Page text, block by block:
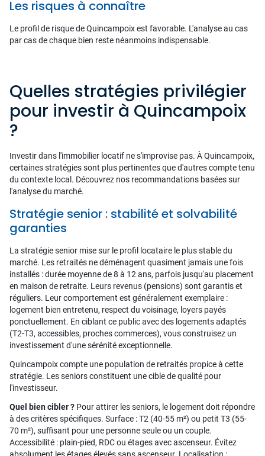
Les risques à connaître
Le profil de risque de Quincampoix est favorable. L'analyse au cas
par cas de chaque bien reste néanmoins indispensable.
Quelles stratégies privilégier
pour investir à Quincampoix
?
Investir dans l'immobilier locatif ne s'improvise pas. À Quincampoix,
certaines stratégies sont plus pertinentes que d'autres compte tenu
du contexte local. Découvrez nos recommandations basées sur
l'analyse du marché.
Stratégie senior : stabilité et solvabilité
garanties
La stratégie senior mise sur le profil locataire le plus stable du
marché. Les retraités ne déménagent quasiment jamais une fois
installés : durée moyenne de 8 à 12 ans, parfois jusqu'au placement
en maison de retraite. Leurs revenus (pensions) sont garantis et
réguliers. Leur comportement est généralement exemplaire :
logement bien entretenu, respect du voisinage, loyers payés
ponctuellement. En ciblant ce public avec des logements adaptés
(T2-T3, accessibles, proches commerces), vous construisez un
investissement d'une sérénité exceptionnelle.
Quincampoix compte une population de retraités propice à cette
stratégie. Les seniors constituent une cible de qualité pour
l'investisseur.
Quel bien cibler ? Pour attirer les seniors, le logement doit répondre
à des critères spécifiques. Surface : T2 (40-55 m²) ou petit T3 (55-
70 m²), suffisant pour une personne seule ou un couple.
Accessibilité : plain-pied, RDC ou étages avec ascenseur. Évitez